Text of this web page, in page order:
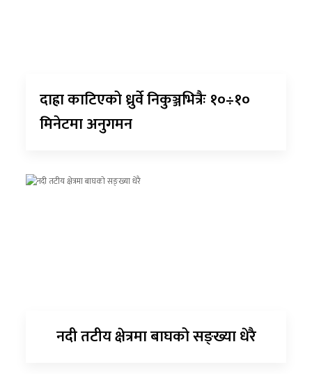
दाह्रा काटिएको ध्रुर्वे निकुञ्जभित्रैः १०÷१०
मिनेटमा अनुगमन
नदी तटीय क्षेत्रमा बाघको सङ्ख्या धेरै